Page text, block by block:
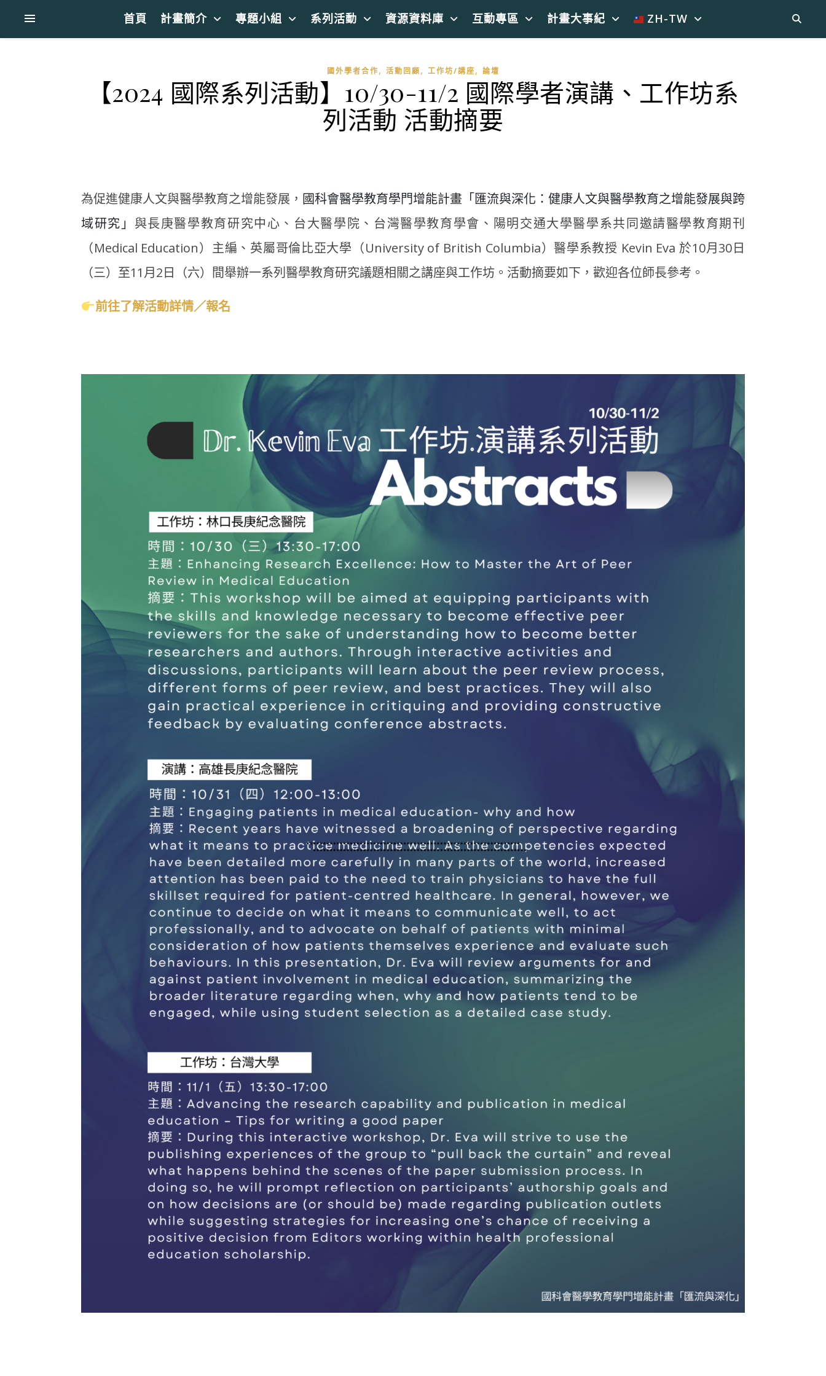
首頁 計畫簡介 專題小組 系列活動 資源資料庫 互動專區 計畫大事紀 ZH-TW
國外學者合作, 活動回顧, 工作坊/講座, 論壇
【2024 國際系列活動】10/30-11/2 國際學者演講、工作坊系
列活動 活動摘要
為促進健康人文與醫學教育之增能發展， 國科會醫學教育學門增能計畫「匯流與深化：健康人文與醫學教育之增能發展與跨
域研究」 與長庚醫學教育研究中心、台大醫學院、台灣醫學教育學會、陽明交通大學醫學系共同邀請醫學教育期刊
（Medical Education）主編、英屬哥倫比亞大學（University of British Columbia）醫學系教授 Kevin Eva 於10月30日
（三）至11月2日（六）間舉辦一系列醫學教育研究議題相關之講座與工作坊。活動摘要如下，歡迎各位師長參考。
前往了解活動詳情／報名